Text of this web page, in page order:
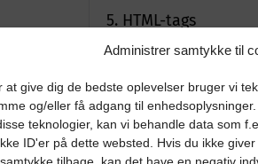
Administrer samtykke til
at give dig de bedste oplevelser bruger vi
og/eller få adgang til
teknologier, kan vi behandle data som
ID'er på dette websted. Hvis du ikke
5. HTML-tags
HTML-tagser
rolle i teknisk SEO.
strukturen og
søgeresultaterne.
<a> og <link>.